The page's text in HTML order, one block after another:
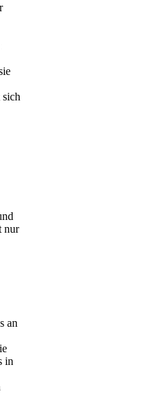
nur
an
in